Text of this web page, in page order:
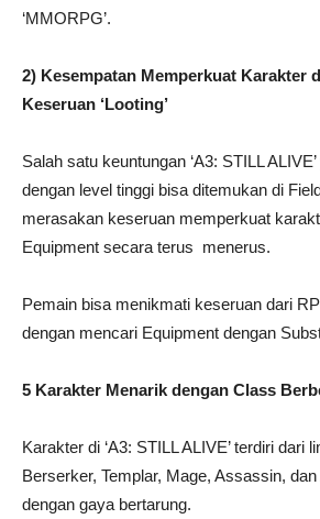
‘MMORPG’.
2) Kesempatan Memperkuat Karakter
Keseruan ‘Looting’
Salah satu keuntungan ‘A3: STILL
dengan level tinggi bisa ditemukan di
merasakan keseruan memperkuat
Equipment secara terus menerus.
Pemain bisa menikmati keseruan dari
dengan mencari Equipment dengan
5 Karakter Menarik dengan Class
Karakter di ‘A3: STILL ALIVE’ terdiri dari
Berserker, Templar, Mage, Assassin,
dengan gaya bertarung.